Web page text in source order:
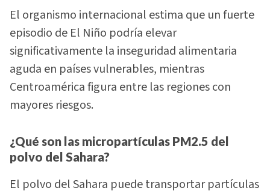
El organismo internacional estima que un fuerte
episodio de El Niño podría elevar
significativamente la inseguridad alimentaria
aguda en países vulnerables, mientras
Centroamérica figura entre las regiones con
mayores riesgos.
¿Qué son las micropartículas PM2.5 del
polvo del Sahara?
El polvo del Sahara puede transportar partículas